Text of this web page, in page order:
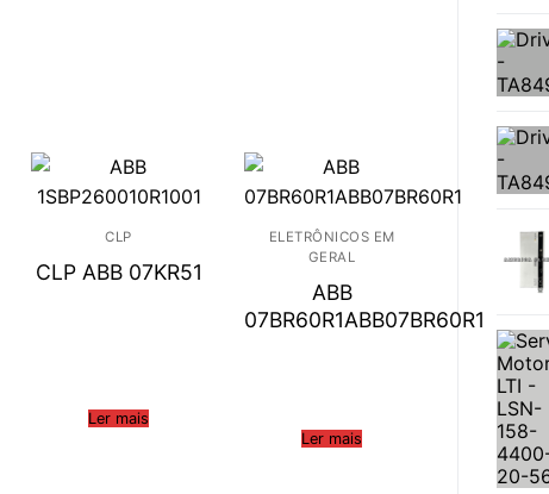
CLP
CLP ABB 07KR51
Ler mais
ELETRÔNICOS EM
GERAL
ABB
07BR60R1ABB07BR60R1
Ler mais